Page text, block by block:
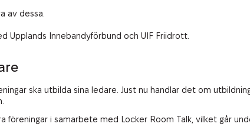
av dessa.
Upplands Innebandyförbund och UIF Friidrott.
ska utbilda sina ledare. Just nu handlar det om
föreningar i samarbete med Locker Room Talk, vilket går